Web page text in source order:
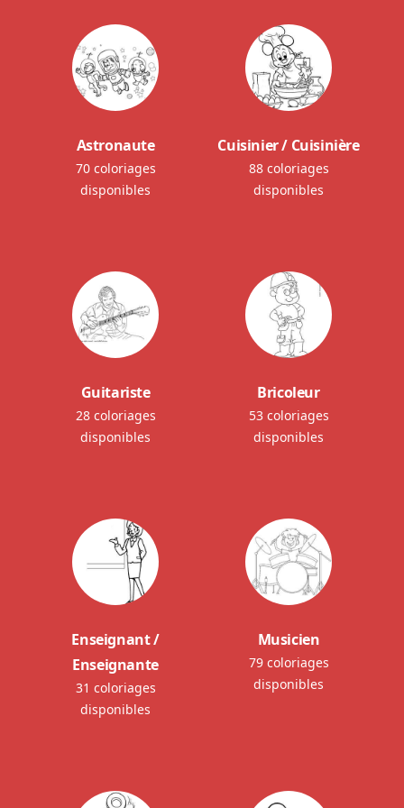
Astronaute
70 coloriages
disponibles
Cuisinier / Cuisinière
88 coloriages
disponibles
Guitariste
28 coloriages
disponibles
Bricoleur
53 coloriages
disponibles
Enseignant /
Enseignante
31 coloriages
disponibles
Musicien
79 coloriages
disponibles